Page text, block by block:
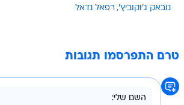
נובאק ג'וקוביץ' רפאל נדאל
טרם התפרסמו תגובות